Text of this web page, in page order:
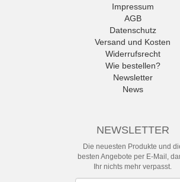
Impressum
AGB
Datenschutz
Versand und Kosten
Widerrufsrecht
Wie bestellen?
Newsletter
News
NEWSLETTER
Die neuesten Produkte und
besten Angebote per E-Mail,
Ihr nichts mehr verpasst.